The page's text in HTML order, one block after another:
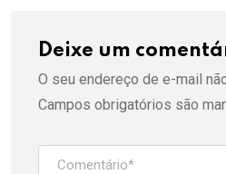
Deixe um
O seu endereço de e-mail
Campos obrigatórios são